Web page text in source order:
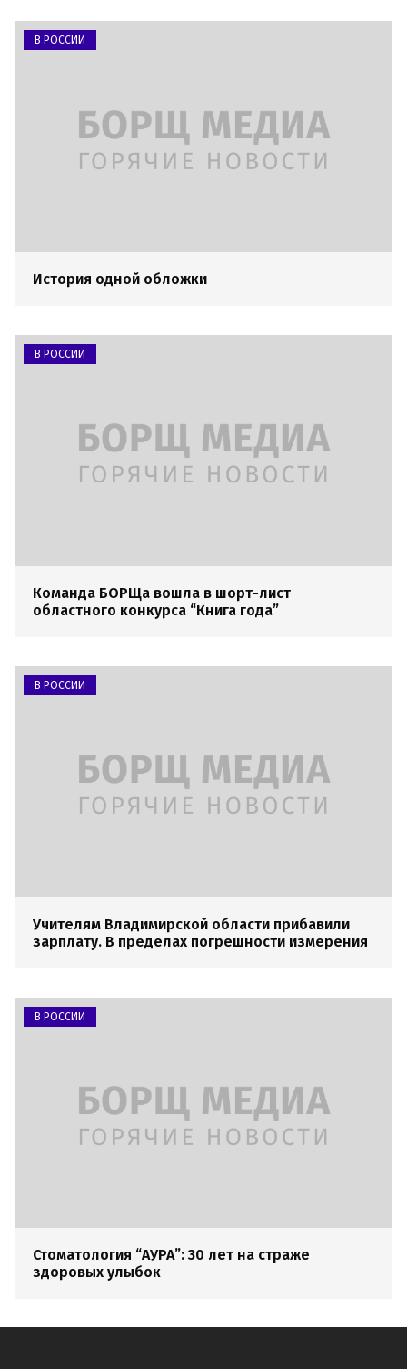
В РОССИИ
История одной обложки
В РОССИИ
Команда БОРЩа вошла в шорт-лист
областного конкурса “Книга года”
В РОССИИ
Учителям Владимирской области прибавили
зарплату. В пределах погрешности измерения
В РОССИИ
Стоматология “АУРА”: 30 лет на страже
здоровых улыбок